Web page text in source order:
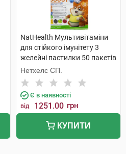
NatHealth Мультивітаміни
для стійкого імунітету 3
желейні пастилки 50 пакетів
Нетхелс СП.
Є в наявності
від 1251.00 грн
КУПИТИ